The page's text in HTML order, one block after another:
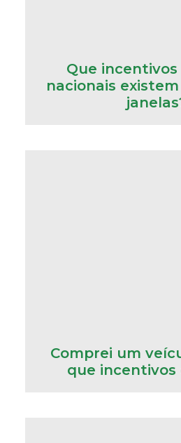
Que incentivos
nacionais
Comprei um
que incentivos